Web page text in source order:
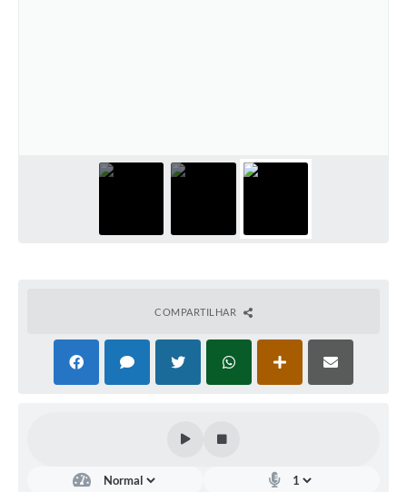
COMPARTILHAR